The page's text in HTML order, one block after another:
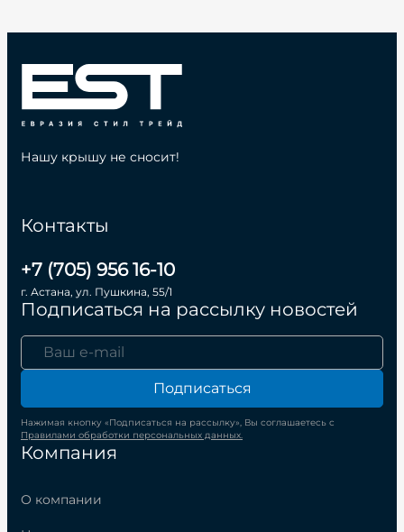
Компания
О компании
Контакты
+7 (705) 956 16-10
г. Астана, ул. Пушкина, 55/1
Подписаться на рассылку новостей
Подписаться
Нажимая кнопку «Подписаться на рассылку», Вы соглашаетесь с
Правилами обработки персональных данных.
Нашу крышу не сносит!